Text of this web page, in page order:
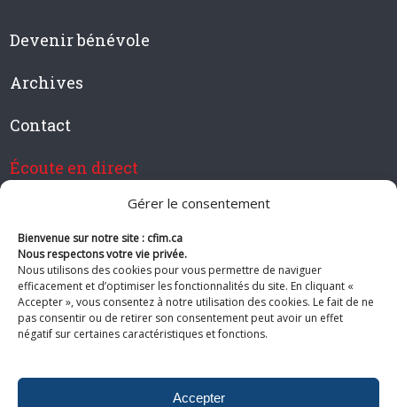
Gérer le consentement
Bienvenue sur notre site : cfim.ca
Nous respectons votre vie privée.
Nous utilisons des cookies pour vous permettre de naviguer
efficacement et d’optimiser les fonctionnalités du site. En cliquant «
Accepter », vous consentez à notre utilisation des cookies. Le fait de ne
pas consentir ou de retirer son consentement peut avoir un effet
négatif sur certaines caractéristiques et fonctions.
Accepter
Devenir bénévole
Archives
Contact
Écoute en direct
Devenir membre de CFIM
Suivez-nous